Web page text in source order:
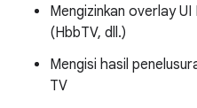
Mengizinkan overlay
(HbbTV, dll.)
Mengisi hasil
TV